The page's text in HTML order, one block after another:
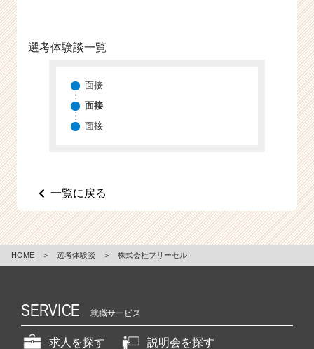
C
a
r）
選考体験談一覧
面接
面接
面接
一覧に戻る
HOME ＞ 選考体験談 ＞ 株式会社フリーセル
SERVICE 就職サービス
求人を探す
説明会を探す